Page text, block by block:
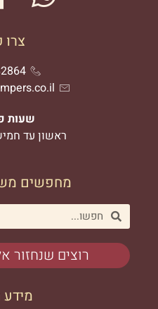
שעות
ראשון עד חמישי 8:00-
מחפשים
רוצים שנחזור